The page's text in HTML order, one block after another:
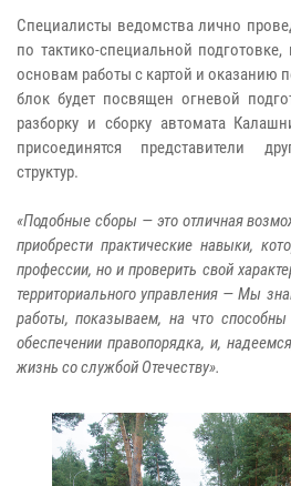
Специалисты ведомства лично
по тактико-специальной
основам работы с картой и
блок будет посвящен огневой
разборку и сборку автомата
присоединятся представители
структур.
«Подобные сборы — это отличная
приобрести практические навыки,
профессии, но и проверить свой
территориального управления — Мы
работы, показываем, на что
обеспечении правопорядка, и,
жизнь со службой Отечеству».